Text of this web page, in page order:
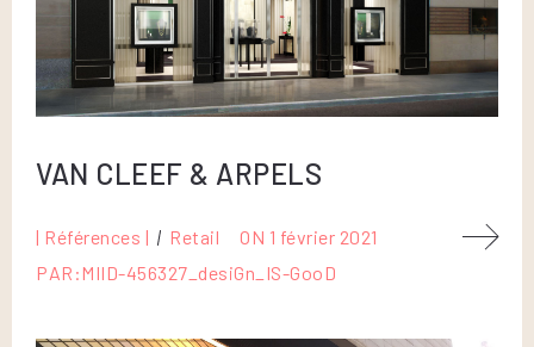
VAN CLEEF & ARPELS
| Références | Retail ON 1 février 2021
PAR: MIID-456327_desiGn_IS-GooD